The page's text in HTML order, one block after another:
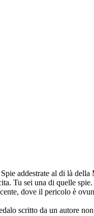
addestrate al di là
Tu sei una di quelle
dove il pericolo è
scritto da un autore